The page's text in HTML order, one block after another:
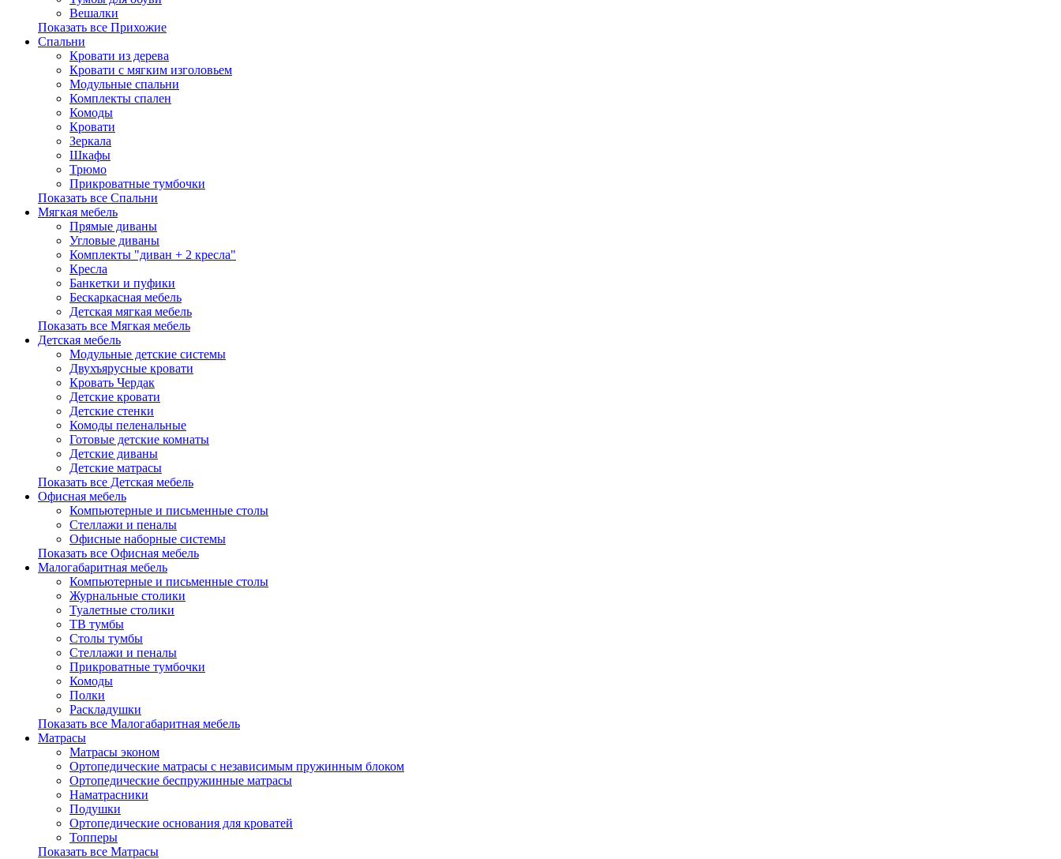
Вешалки
Показать все Прихожие
Спальни
Кровати из дерева
Кровати с мягким изголовьем
Модульные спальни
Комплекты спален
Комоды
Кровати
Зеркала
Шкафы
Трюмо
Прикроватные тумбочки
Показать все Спальни
Мягкая мебель
Прямые диваны
Угловые диваны
Комплекты "диван + 2 кресла"
Кресла
Банкетки и пуфики
Бескаркасная мебель
Детская мягкая мебель
Показать все Мягкая мебель
Детская мебель
Модульные детские системы
Двухъярусные кровати
Кровать Чердак
Детские кровати
Детские стенки
Комоды пеленальные
Готовые детские комнаты
Детские диваны
Детские матрасы
Показать все Детская мебель
Офисная мебель
Компьютерные и письменные столы
Стеллажи и пеналы
Офисные наборные системы
Показать все Офисная мебель
Малогабаритная мебель
Компьютерные и письменные столы
Журнальные столики
Туалетные столики
ТВ тумбы
Столы тумбы
Стеллажи и пеналы
Прикроватные тумбочки
Комоды
Полки
Раскладушки
Показать все Малогабаритная мебель
Матрасы
Матрасы эконом
Ортопедические матрасы с независимым пружинным блоком
Ортопедические беспружинные матрасы
Наматрасники
Подушки
Ортопедические основания для кроватей
Топперы
Показать все Матрасы